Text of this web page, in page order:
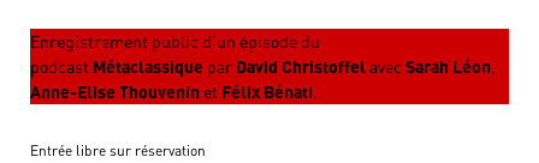
Enregistrement public d’un épisode du
podcast Métaclassique par David Christoffel avec Sarah Léon
Anne-Elise Thouvenin et Félix Bénati.
Entrée libre sur réservation